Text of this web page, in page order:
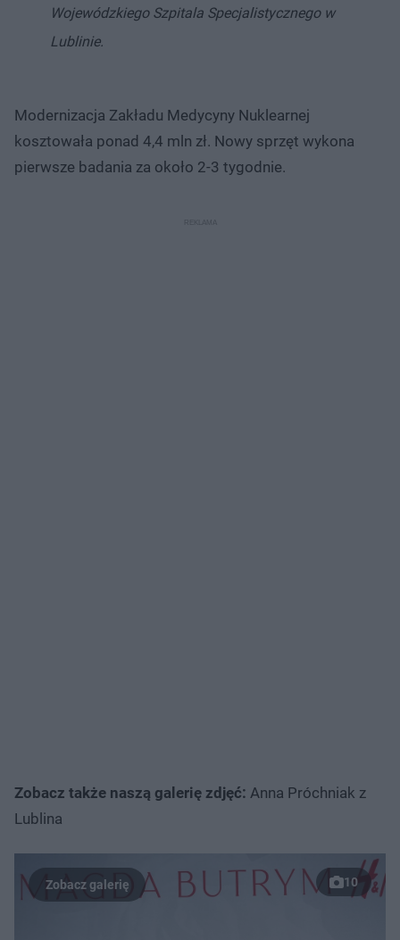
Wojewódzkiego Szpitala Specjalistycznego w
Lublinie.
Modernizacja Zakładu Medycyny Nuklearnej
kosztowała ponad 4,4 mln zł. Nowy sprzęt wykona
pierwsze badania za około 2-3 tygodnie.​
Zobacz także naszą galerię zdjęć: Anna Próchniak z
Lublina
10